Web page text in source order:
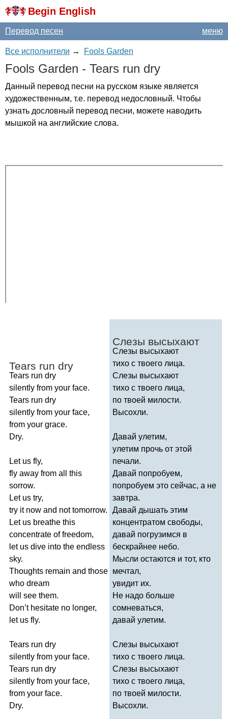
Begin English
меню
Перевод песен
Все исполнители → Fools Garden
Fools Garden - Tears run dry
Данный перевод песни на русском языке является
художественным, т.е. перевод недословный. Чтобы
узнать дословный перевод песни, можете наводить
мышкой на английские слова.
Tears run dry
Tears run dry
silently from your face.
Tears run dry
silently from your face,
from your grace.
Dry.
Let us fly,
fly away from all
this
sorrow.
Let us try,
try it now and not tomorrow.
Let us breathe this
concentrate of freedom,
let us dive into the endless
sky.
Thoughts remain and those
who dream
will
see them.
Don’t hesitate no longer,
let us fly.
Tears run dry
silently from your face.
Tears run dry
silently from your face,
from your face.
Dry.
Слезы высыхают
Слезы высыхают
тихо с твоего лица.
Слезы высыхают
тихо с твоего лица,
по твоей милости.
Высохли.
Давай улетим,
улетим прочь от этой
печали.
Давай попробуем,
попробуем это сейчас, а не
завтра.
Давай дышать этим
концентратом свободы,
давай погрузимся в
бескрайнее небо.
Мысли остаются и тот, кто
мечтал,
увидит их.
Не надо больше
сомневаться,
давай улетим.
Слезы высыхают
тихо с твоего лица.
Слезы высыхают
тихо с твоего лица,
по твоей милости.
Высохли.